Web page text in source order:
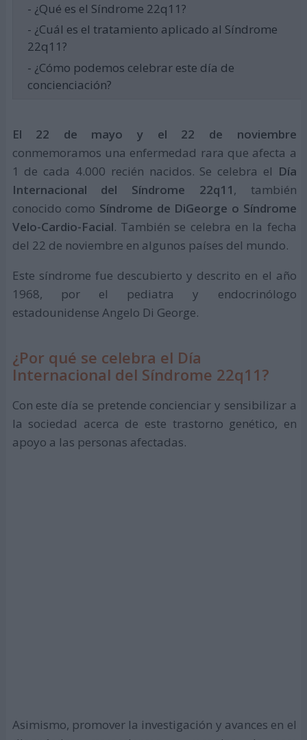
- ¿Qué es el Síndrome 22q11?
- ¿Cuál es el tratamiento aplicado al Síndrome
22q11?
- ¿Cómo podemos celebrar este día de
concienciación?
El 22 de mayo y el 22 de noviembre
conmemoramos una enfermedad rara que afecta a
1 de cada 4.000 recién nacidos. Se celebra el Día
Internacional del Síndrome 22q11, también
conocido como Síndrome de DiGeorge o Síndrome
Velo-Cardio-Facial. También se celebra en la fecha
del 22 de noviembre en algunos países del mundo.
Este síndrome fue descubierto y descrito en el año
1968, por el pediatra y endocrinólogo
estadounidense Angelo Di George.
¿Por qué se celebra el Día
Internacional del Síndrome 22q11?
Con este día se pretende concienciar y sensibilizar a
la sociedad acerca de este trastorno genético, en
apoyo a las personas afectadas.
Asimismo, promover la investigación y avances en el